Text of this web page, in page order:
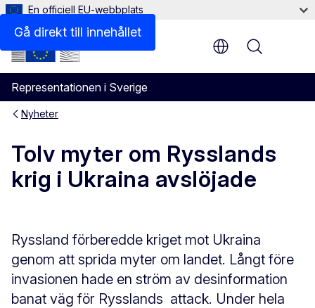
Gå direkt till innehållet
En officiell EU-webbplats
Representationen i Sverige
Menu
Nyheter
Tolv myter om Rysslands
krig i Ukraina avslöjade
Ryssland förberedde kriget mot Ukraina
genom att sprida myter om landet. Långt före
invasionen hade en ström av desinformation
banat väg för Rysslands attack. Under hela